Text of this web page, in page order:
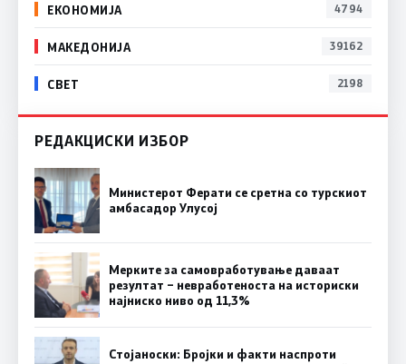
ЕКОНОМИЈА 4794
МАКЕДОНИЈА 39162
СВЕТ 2198
РЕДАКЦИСКИ ИЗБОР
Министерот Ферати се сретна со турскиот
амбасадор Улусој
Мерките за самовработување даваат
резултат – невработеноста на историски
најниско ниво од 11,3%
Стојаноски: Бројки и факти наспроти